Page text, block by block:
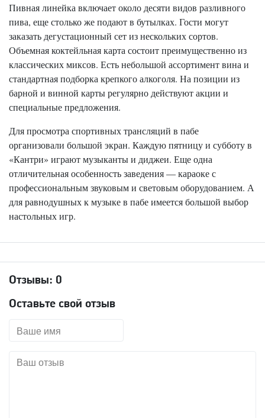
Пивная линейка включает около десяти видов разливного
пива, еще столько же подают в бутылках. Гости могут
заказать дегустационный сет из нескольких сортов.
Объемная коктейльная карта состоит преимущественно из
классических миксов. Есть небольшой ассортимент вина и
стандартная подборка крепкого алкоголя. На позиции из
барной и винной карты регулярно действуют акции и
специальные предложения.
Для просмотра спортивных трансляций в пабе
организовали большой экран. Каждую пятницу и субботу в
«Кантри» играют музыканты и диджеи. Еще одна
отличительная особенность заведения — караоке с
профессиональным звуковым и световым оборудованием. А
для равнодушных к музыке в пабе имеется большой выбор
настольных игр.
Отзывы: 0
Оставьте свой отзыв